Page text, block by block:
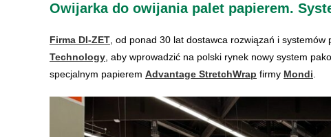
Owijarka do owijania palet papierem.
Firma DI-ZET , od ponad 30 lat dostawca rozwiązań i
Technology , aby wprowadzić na polski rynek nowy system
specjalnym papierem Advantage StretchWrap firmy Mondi